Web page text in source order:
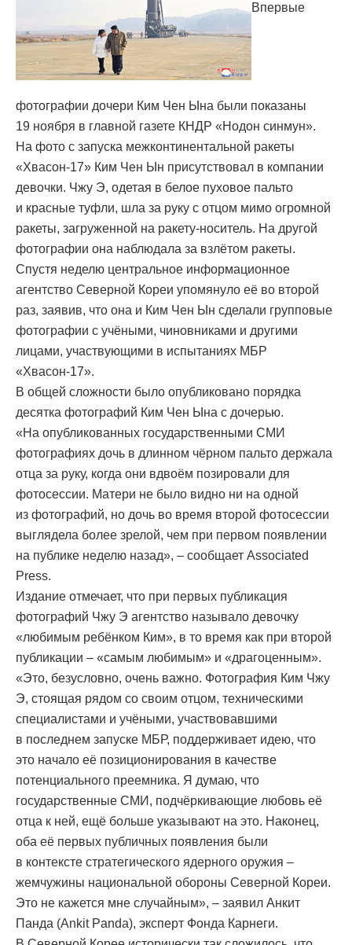
Впервые
фотографии дочери Ким Чен Ына были показаны
19 ноября в главной газете КНДР «Нодон синмун».
На фото с запуска межконтинентальной ракеты
«Хвасон-17» Ким Чен Ын присутствовал в компании
девочки. Чжу Э, одетая в белое пуховое пальто
и красные туфли, шла за руку с отцом мимо огромной
ракеты, загруженной на ракету-носитель. На другой
фотографии она наблюдала за взлётом ракеты.
Спустя неделю центральное информационное
агентство Северной Кореи упомянуло её во второй
раз, заявив, что она и Ким Чен Ын сделали групповые
фотографии с учёными, чиновниками и другими
лицами, участвующими в испытаниях МБР
«Хвасон-17».
В общей сложности было опубликовано порядка
десятка фотографий Ким Чен Ына с дочерью.
«На опубликованных государственными СМИ
фотографиях дочь в длинном чёрном пальто держала
отца за руку, когда они вдвоём позировали для
фотосессии. Матери не было видно ни на одной
из фотографий, но дочь во время второй фотосессии
выглядела более зрелой, чем при первом появлении
на публике неделю назад», – сообщает Associated
Press.
Издание отмечает, что при первых публикация
фотографий Чжу Э агентство называло девочку
«любимым ребёнком Ким», в то время как при второй
публикации – «самым любимым» и «драгоценным».
«Это, безусловно, очень важно. Фотография Ким Чжу
Э, стоящая рядом со своим отцом, техническими
специалистами и учёными, участвовавшими
в последнем запуске МБР, поддерживает идею, что
это начало её позиционирования в качестве
потенциального преемника. Я думаю, что
государственные СМИ, подчёркивающие любовь её
отца к ней, ещё больше указывают на это. Наконец,
оба её первых публичных появления были
в контексте стратегического ядерного оружия –
жемчужины национальной обороны Северной Кореи.
Это не кажется мне случайным», – заявил Анкит
Панда (Ankit Panda), эксперт Фонда Карнеги.